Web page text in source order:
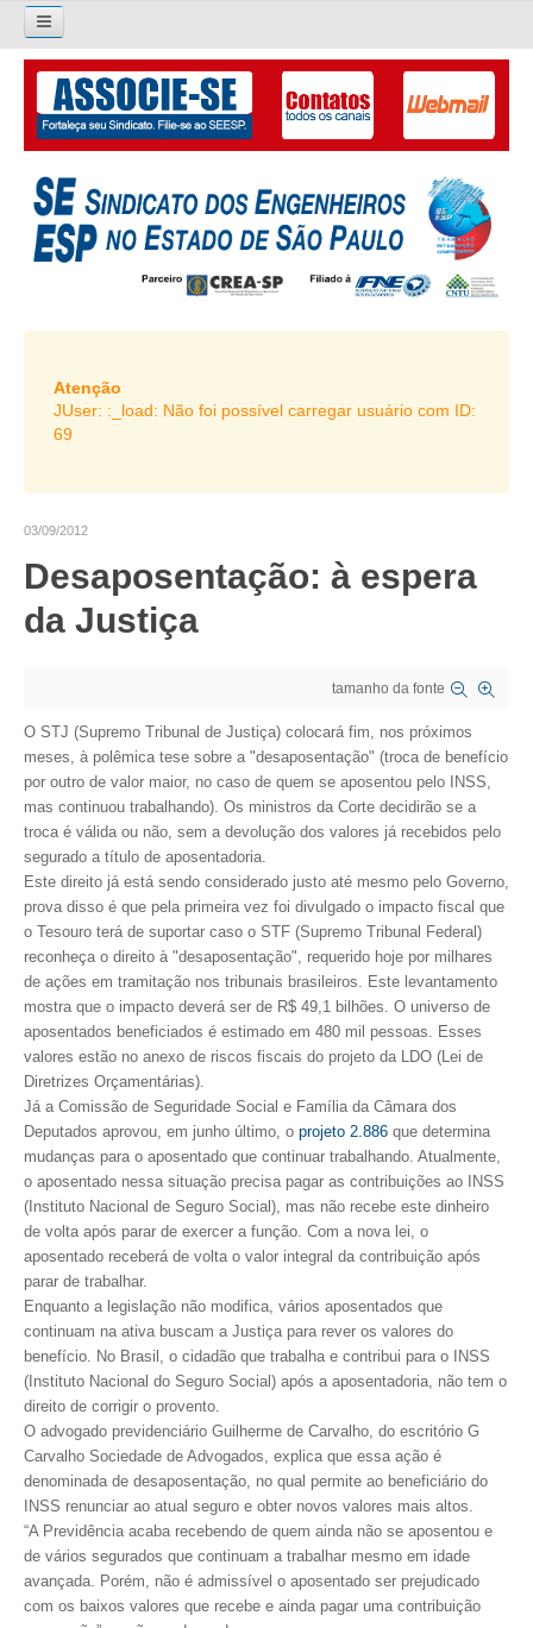
Pesquisar...
O SINDICATO
APRESENTAÇÃO
PALAVRA DO PRESIDENTE
DIRETORIA
LIVRO GESTÃO 2026-2029
SUBSEDES SINDICAIS
ORGANOGRAMA
CRESCE BRASIL
CONSELHO TECNOLÓGICO
CONSELHOS ASSESSORES
PERSONALIDADES DA TECNOLOGIA
NÚCLEO DA MULHER ENGENHEIRA
TRANSPARÊNCIA
JURÍDICO
CONSULTORIA
ACORDOS, CONVENÇÕES E DISSÍDIOS
CONTRIBUIÇÕES
CONTRIBUIÇÃO ASSISTENCIAL
CONTRIBUIÇÃO ASSOCIATIVA OU ANUIDADE DE SÓCIO
CONTRIBUIÇÃO SINDICAL URBANA
REVISÃO DE APOSENTADORIA
FGTS EXPURGOS
FGTS CORREÇÃO
LEGISLAÇÃO
LEI 4.950-A/1966 – PISO SALARIAL
LEI 5.194/1966 – REGULAMENTAÇÃO DA PROFISSÃO
LEI 6.496/1977 – ART
Atenção
JUser: :_load: Não foi possível carregar usuário com ID:
69
03/09/2012
Desaposentação: à espera
da Justiça
tamanho da fonte
O STJ (Supremo Tribunal de Justiça) colocará fim, nos próximos
meses, à polêmica tese sobre a "desaposentação" (troca de benefício
por outro de valor maior, no caso de quem se aposentou pelo INSS,
mas continuou trabalhando). Os ministros da Corte decidirão se a
troca é válida ou não, sem a devolução dos valores já recebidos pelo
segurado a título de aposentadoria.
Este direito já está sendo considerado justo até mesmo pelo Governo,
prova disso é que pela primeira vez foi divulgado o impacto fiscal que
o Tesouro terá de suportar caso o STF (Supremo Tribunal Federal)
reconheça o direito à "desaposentação", requerido hoje por milhares
de ações em tramitação nos tribunais brasileiros. Este levantamento
mostra que o impacto deverá ser de R$ 49,1 bilhões. O universo de
aposentados beneficiados é estimado em 480 mil pessoas. Esses
valores estão no anexo de riscos fiscais do projeto da LDO (Lei de
Diretrizes Orçamentárias).
Já a Comissão de Seguridade Social e Família da Câmara dos
Deputados aprovou, em junho último, o projeto 2.886 que determina
mudanças para o aposentado que continuar trabalhando. Atualmente,
o aposentado nessa situação precisa pagar as contribuições ao INSS
(Instituto Nacional de Seguro Social), mas não recebe este dinheiro
de volta após parar de exercer a função. Com a nova lei, o
aposentado receberá de volta o valor integral da contribuição após
parar de trabalhar.
Enquanto a legislação não modifica, vários aposentados que
continuam na ativa buscam a Justiça para rever os valores do
benefício. No Brasil, o cidadão que trabalha e contribui para o INSS
(Instituto Nacional do Seguro Social) após a aposentadoria, não tem o
direito de corrigir o provento.
O advogado previdenciário Guilherme de Carvalho, do escritório G
Carvalho Sociedade de Advogados, explica que essa ação é
denominada de desaposentação, no qual permite ao beneficiário do
INSS renunciar ao atual seguro e obter novos valores mais altos.
“A Previdência acaba recebendo de quem ainda não se aposentou e
de vários segurados que continuam a trabalhar mesmo em idade
avançada. Porém, não é admissível o aposentado ser prejudicado
com os baixos valores que recebe e ainda pagar uma contribuição